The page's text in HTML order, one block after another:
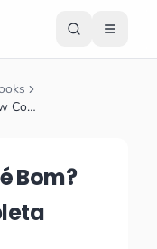
Co…
Bom?